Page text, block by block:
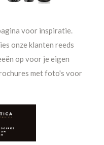
voor inspiratie.
onze klanten reeds
op voor je eigen
met foto's voor